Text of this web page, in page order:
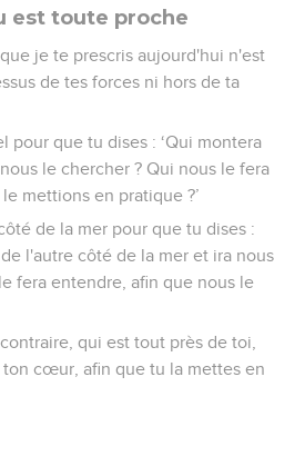
est toute proche
je te prescris aujourd'hui n'est
de tes forces ni hors de ta
pour que tu dises : ‘Qui montera
le chercher ? Qui nous le fera
mettions en pratique ?’
de la mer pour que tu dises :
de l'autre côté de la mer et ira nous
fera entendre, afin que nous le
qui est tout près de toi,
ton cœur, afin que tu la mettes en